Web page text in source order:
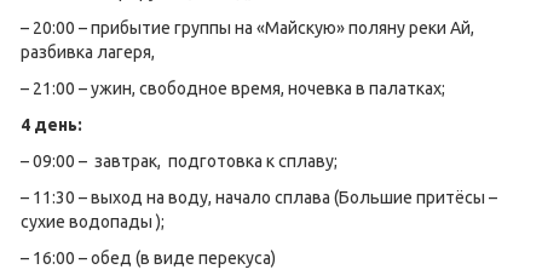
– 20:00 – прибытие группы на «Майскую» поляну реки Ай,
разбивка лагеря,
– 21:00 – ужин, свободное время, ночевка в палатках;
4 день:
– 09:00 – завтрак, подготовка к сплаву;
– 11:30 – выход на воду, начало сплава (Большие притёсы –
сухие водопады );
– 16:00 – обед (в виде перекуса)